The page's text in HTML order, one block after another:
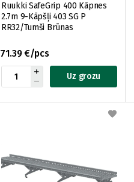
Ruukki SafeGrip 400 Kāpnes
2.7m 9-Kāpšļi 403 SG P
RR32/Tumši Brūnas
71.39 €/pcs
Uz grozu